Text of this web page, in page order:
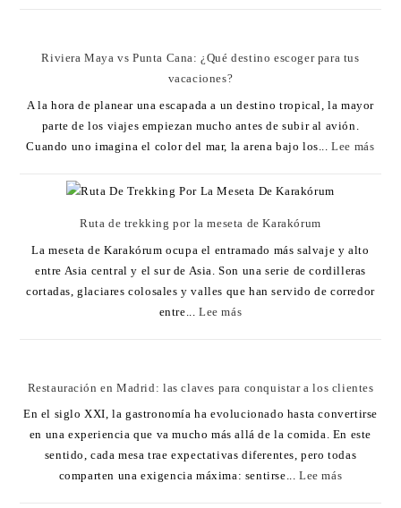
Riviera Maya vs Punta Cana: ¿Qué destino escoger para tus
vacaciones?
A la hora de planear una escapada a un destino tropical, la mayor
parte de los viajes empiezan mucho antes de subir al avión.
Cuando uno imagina el color del mar, la arena bajo los...Lee más
Ruta de trekking por la meseta de Karakórum
La meseta de Karakórum ocupa el entramado más salvaje y alto
entre Asia central y el sur de Asia. Son una serie de cordilleras
cortadas, glaciares colosales y valles que han servido de corredor
entre...Lee más
Restauración en Madrid: las claves para conquistar a los clientes
En el siglo XXI, la gastronomía ha evolucionado hasta convertirse
en una experiencia que va mucho más allá de la comida. En este
sentido, cada mesa trae expectativas diferentes, pero todas
comparten una exigencia máxima: sentirse...Lee más